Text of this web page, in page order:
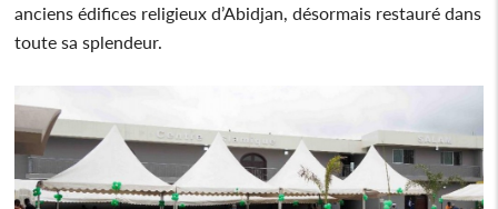
anciens édifices religieux d’Abidjan, désormais restauré dans
toute sa splendeur.